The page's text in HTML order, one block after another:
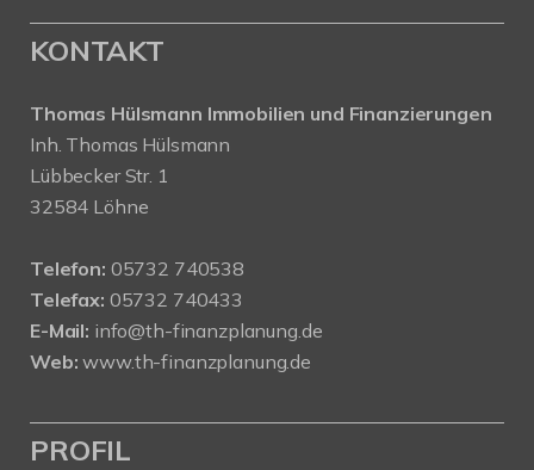
KONTAKT
Thomas Hülsmann Immobilien und Finanzierungen
Inh. Thomas Hülsmann
Lübbecker Str. 1
32584 Löhne
Telefon: 05732 740538
Telefax: 05732 740433
E-Mail: info@th-finanzplanung.de
Web: www.th-finanzplanung.de
PROFIL